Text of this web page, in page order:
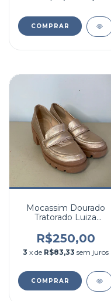
COMPRAR
Mocassim Dourado
Tratorado Luiza
R$250,00
3 x de R$83,33 sem juros
COMPRAR